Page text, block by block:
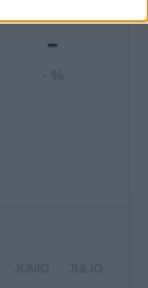
-
- %
JUNIO JULIO